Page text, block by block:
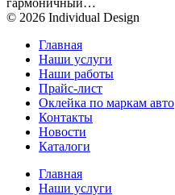
гармоничный…
© 2026 Individual Design
Главная
Наши услуги
Наши работы
Прайс-лист
Оклейка по маркам авто
Контакты
Новости
Каталоги
Главная
Наши услуги